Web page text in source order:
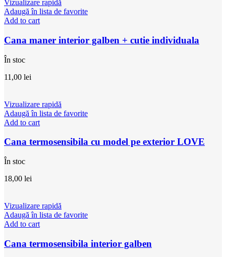
Vizualizare rapidă
Adaugă în lista de favorite
Add to cart
Cana maner interior galben + cutie individuala
În stoc
11,00 lei
Vizualizare rapidă
Adaugă în lista de favorite
Add to cart
Cana termosensibila cu model pe exterior LOVE
În stoc
18,00 lei
Vizualizare rapidă
Adaugă în lista de favorite
Add to cart
Cana termosensibila interior galben